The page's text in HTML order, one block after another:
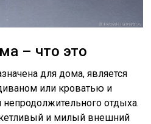
– что это
для дома, является
или кроватью и
отдыха.
и милый внешний